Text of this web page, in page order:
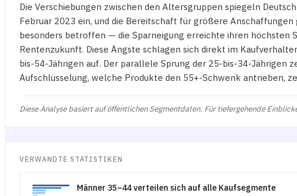
Die Verschiebungen zwischen den Altersgruppen spiegeln
Februar 2023 ein, und die Bereitschaft für größere
besonders betroffen — die Sparneigung erreichte ihren höchsten
Rentenzukunft. Diese Ängste schlagen sich direkt im
bis-54-Jährigen auf. Der parallele Sprung der 25-bis-34-Jährigen
Aufschlüsselung, welche Produkte den 55+-Schwenk antrieben,
Diese Analyse basiert auf öffentlichen Segmentdaten. Für tiefergehende
VERWANDTE STATISTIKEN
Männer 35–44 verteilen sich auf alle Kaufsegmente